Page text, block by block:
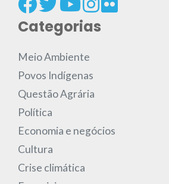
Categorias
Meio Ambiente
Povos Indígenas
Questão Agrária
Política
Economia e negócios
Cultura
Crise climática